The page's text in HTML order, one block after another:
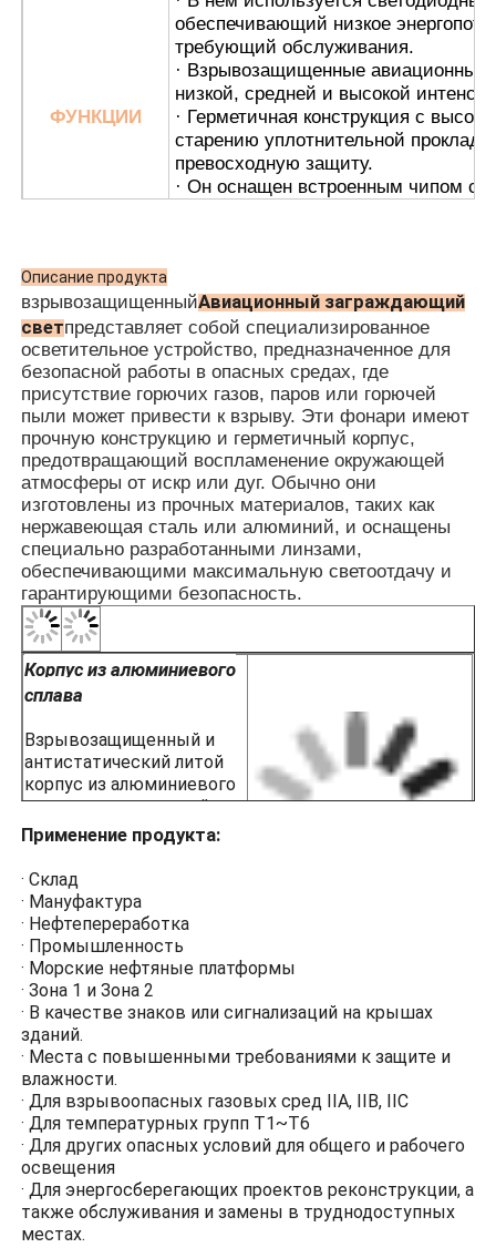
ФУНКЦИИ
обеспечивающий низкое
требующий обслуживания.
· Взрывозащищенные авиационные
низкой, средней и высокой
· Герметичная конструкция с
старению уплотнительной
превосходную защиту.
· Он оснащен встроенным чипом с
условиях тумана и выключается в
· Беспроводная синхронизация
и установки; пожалуйста, укажите
· Подходит как для стальных труб,
ПРИЛОЖЕНИЕ
· Нефтегазовые платформы
· Химические перерабатывающие
· Зерновые силосы и мукомольные
· Морские буровые установки
· Станции СПГ
· Угольные шахты и туннельная
· Склады опасного хранения
· Зона 1 и Зона 2
· Для температурных групп T1~T6
Описание продукта
взрывозащищенныйАвиационный заграждающий
светпредставляет собой специализированное
осветительное устройство, предназначенное для
безопасной работы в опасных средах, где
присутствие горючих газов, паров или горючей
пыли может привести к взрыву. Эти фонари имеют
прочную конструкцию и герметичный корпус,
предотвращающий воспламенение окружающей
атмосферы от искр или дуг. Обычно они
изготовлены из прочных материалов, таких как
нержавеющая сталь или алюминий, и оснащены
специально разработанными линзами,
обеспечивающими максимальную светоотдачу и
гарантирующими безопасность.
сплава
Взрывозащищенный и
антистатический литой
корпус из алюминиевого
сплава с пластиковой
поверхностью,
напыленной
электростатическим
способом, для
обеспечения
коррозионной стойкости,
антистатичности и
ударопрочности.
Высокопрочное
закаленное стекло
Применение продукта:
· Склад
· Мануфактура
· Нефтепереработка
· Промышленность
· Морские нефтяные платформы
· Зона 1 и Зона 2
· В качестве знаков или сигнализаций на крышах
зданий.
· Места с повышенными требованиями к защите и